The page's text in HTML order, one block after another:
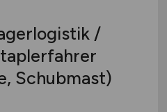
/
Schubmast)